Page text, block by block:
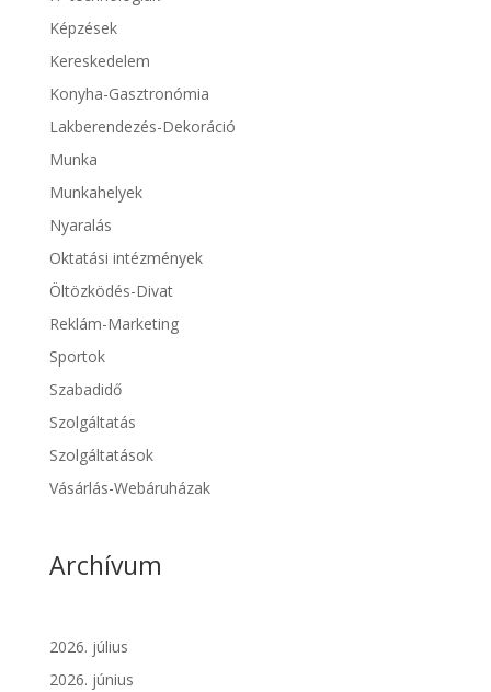
Képzések
Kereskedelem
Konyha-Gasztronómia
Lakberendezés-Dekoráció
Munka
Munkahelyek
Nyaralás
Oktatási intézmények
Öltözködés-Divat
Reklám-Marketing
Sportok
Szabadidő
Szolgáltatás
Szolgáltatások
Vásárlás-Webáruházak
Archívum
2026. július
2026. június